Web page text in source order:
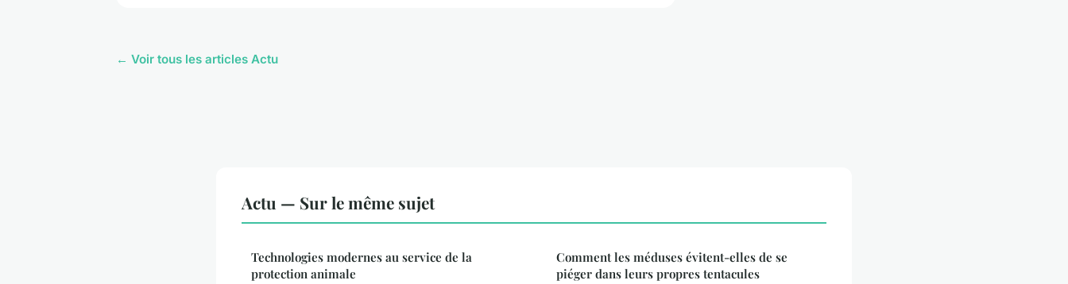
← Voir tous les articles Actu
Actu — Sur le même sujet
Technologies modernes au service de la
protection animale
Comment les méduses évitent-elles de se
piéger dans leurs propres tentacules